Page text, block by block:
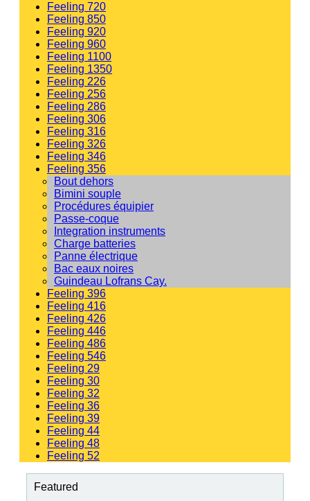
Feeling 720
Feeling 850
Feeling 920
Feeling 960
Feeling 1100
Feeling 1350
Feeling 226
Feeling 256
Feeling 286
Feeling 306
Feeling 316
Feeling 326
Feeling 346
Feeling 356
Bout dehors
Bimini souple
Procédures équipier
Passe-coque
Integration instruments
Charge batteries
Panne électrique
Bac eaux noires
Guindeau Lofrans Cay.
Feeling 396
Feeling 416
Feeling 426
Feeling 446
Feeling 486
Feeling 546
Feeling 29
Feeling 30
Feeling 32
Feeling 36
Feeling 39
Feeling 44
Feeling 48
Feeling 52
Featured